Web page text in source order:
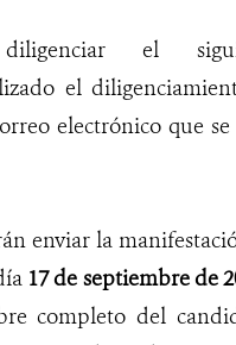
el
el
electrónico que se
enviar la
17 de septiembre de
completo del